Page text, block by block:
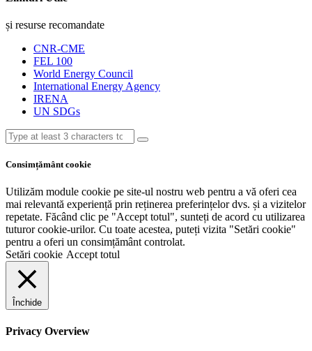
și resurse recomandate
CNR-CME
FEL 100
World Energy Council
International Energy Agency
IRENA
UN SDGs
Consimțământ cookie
Utilizăm module cookie pe site-ul nostru web pentru a vă oferi cea
mai relevantă experiență prin reținerea preferințelor dvs. și a vizitelor
repetate. Făcând clic pe "Accept totul", sunteți de acord cu utilizarea
tuturor cookie-urilor. Cu toate acestea, puteți vizita "Setări cookie"
pentru a oferi un consimțământ controlat.
Setări cookie Accept totul
Închide
Privacy Overview